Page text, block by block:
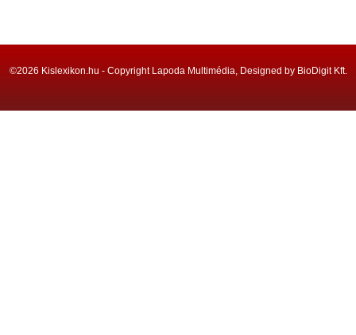
©2026 Kislexikon.hu - Copyright Lapoda Multimédia, Designed by BioDigit Kft.